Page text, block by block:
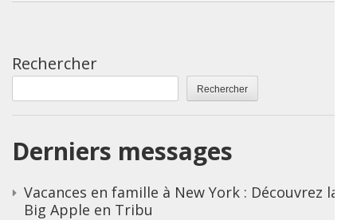
Rechercher
Rechercher
Derniers messages
Vacances en famille à New York : Découvrez la
Big Apple en Tribu